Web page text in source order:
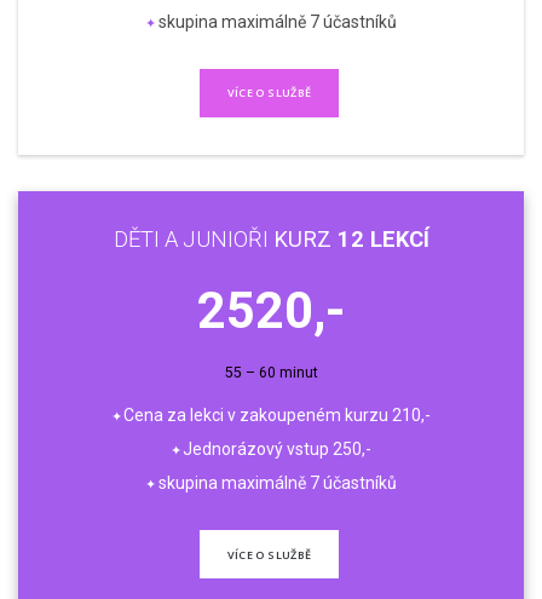
skupina maximálně 7 účastníků
VÍCE O SLUŽBĚ
DĚTI A JUNIOŘI KURZ 12 LEKCÍ
2520,-
55 – 60 minut
Cena za lekci v zakoupeném kurzu 210,-
Jednorázový vstup 250,-
skupina maximálně 7 účastníků
VÍCE O SLUŽBĚ